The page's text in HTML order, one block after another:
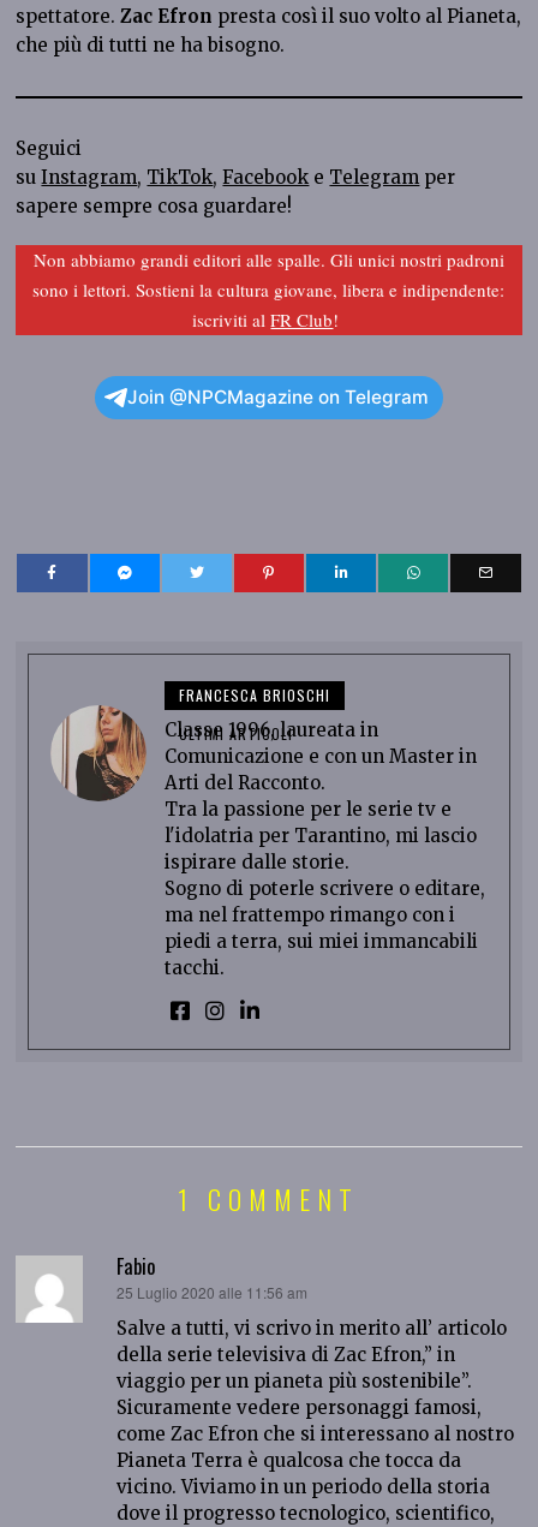
spettatore.Zac Efron presta così il suo volto al Pianeta,
che più di tutti ne ha bisogno.
Seguici
suInstagram, TikTok,Facebook e Telegram per
sapere sempre cosa guardare!
Non abbiamo grandi editori alle spalle. Gli unici nostri padroni
sono i lettori. Sostieni la cultura giovane, libera e indipendente:
iscriviti alFR Club!
Join @NPCMagazine on Telegram
FRANCESCA BRIOSCHI
ULTIMI ARTICOLI
Classe 1996, laureata in
Comunicazione e con un Master in
Arti del Racconto.
Tra la passione per le serie tv e
l'idolatria per Tarantino, mi lascio
ispirare dalle storie.
Sogno di poterle scrivere o editare,
ma nel frattempo rimango con i
piedi a terra, sui miei immancabili
tacchi.
1 COMMENT
Fabio
ha
detto:
25 Luglio 2020 alle 11:56 am
Salve a tutti, vi scrivo in merito all’ articolo
della serie televisiva di Zac Efron,” in
viaggio per un pianeta più sostenibile”.
Sicuramente vedere personaggi famosi,
come Zac Efron che si interessano al nostro
Pianeta Terra è qualcosa che tocca da
vicino. Viviamo in un periodo della storia
dove il progresso tecnologico, scientifico,